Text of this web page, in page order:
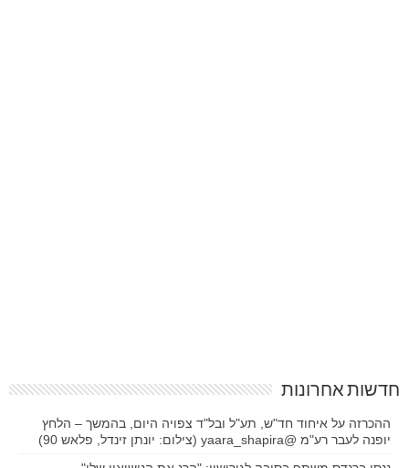
חדשות אחרונות
ההכרזה על איחוד חד"ש, תע"ל ובל"ד צפויה היום, בהמשך – הלחץ
יופנה לעבר רע"מ @yaara_shapira (צילום: יונתן זינדל, פלאש 90)